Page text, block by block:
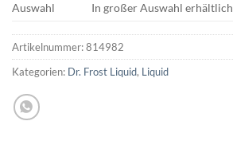
Auswahl
In großer Auswahl erhältlich
Artikelnummer:814982
Kategorien: Dr. Frost Liquid, Liquid